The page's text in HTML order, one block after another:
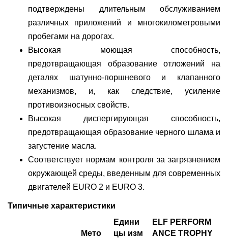
подтверждены длительным обслуживанием
различных приложений и многокилометровыми
пробегами на дорогах.
Высокая моющая способность,
предотвращающая образование отложений на
деталях шатунно-поршневого и клапанного
механизмов, и, как следствие, усиление
противоизносных свойств.
Высокая диспергирующая способность,
предотвращающая образование черного шлама и
загустение масла.
Соответствует нормам контроля за загрязнением
окружающей среды, введенным для современных
двигателей EURO 2 и EURO 3.
Типичные характеристики
Мето
Едини
цы изм
ELF PERFORM
ANCE TROPHY